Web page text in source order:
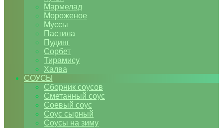
Мармелад
Мороженое
Муссы
Пастила
Пудинг
Сорбет
Тирамису
Халва
СОУСЫ
Сборник соусов
Сметанный соус
Соевый соус
Соус сырный
Соусы на зиму